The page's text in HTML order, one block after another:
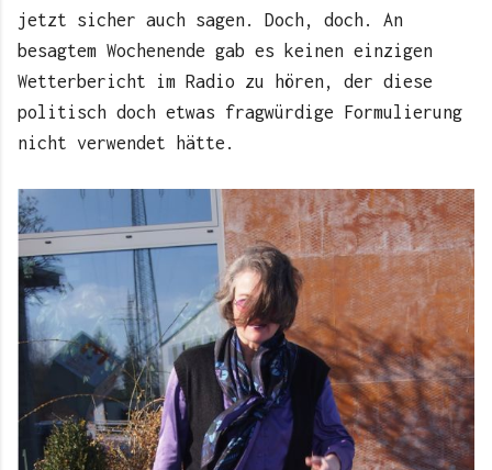
jetzt sicher auch sagen. Doch, doch. An
besagtem Wochenende gab es keinen einzigen
Wetterbericht im Radio zu hören, der diese
politisch doch etwas fragwürdige Formulierung
nicht verwendet hätte.